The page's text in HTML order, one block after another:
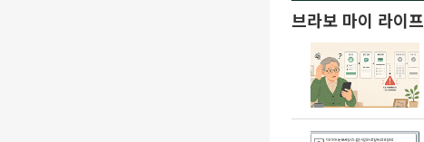
브라보 마이 라이프